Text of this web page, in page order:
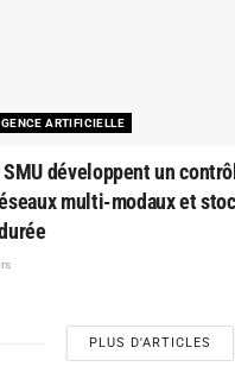
ARTIFICIELLE
SMU développent un
multi-modaux et
PLUS D'ARTICLES